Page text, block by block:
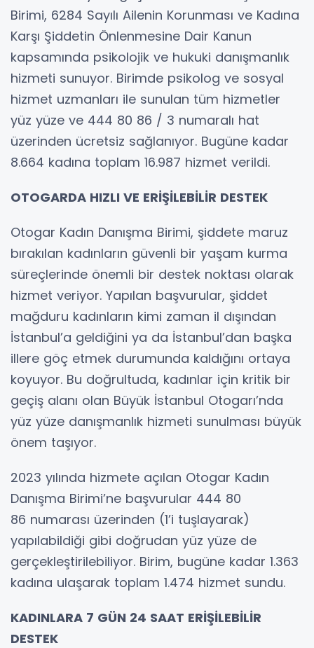
Birimi, 6284 Sayılı Ailenin Korunması ve Kadına
Karşı Şiddetin Önlenmesine Dair Kanun
kapsamında psikolojik ve hukuki danışmanlık
hizmeti sunuyor. Birimde psikolog ve sosyal
hizmet uzmanları ile sunulan tüm hizmetler
yüz yüze ve 444 80 86 / 3 numaralı hat
üzerinden ücretsiz sağlanıyor. Bugüne kadar
8.664 kadına toplam 16.987 hizmet verildi.
OTOGARDA HIZLI VE ERİŞİLEBİLİR DESTEK
Otogar Kadın Danışma Birimi, şiddete maruz
bırakılan kadınların güvenli bir yaşam kurma
süreçlerinde önemli bir destek noktası olarak
hizmet veriyor. Yapılan başvurular, şiddet
mağduru kadınların kimi zaman il dışından
İstanbul’a geldiğini ya da İstanbul’dan başka
illere göç etmek durumunda kaldığını ortaya
koyuyor. Bu doğrultuda, kadınlar için kritik bir
geçiş alanı olan Büyük İstanbul Otogarı’nda
yüz yüze danışmanlık hizmeti sunulması büyük
önem taşıyor.
2023 yılında hizmete açılan Otogar Kadın
Danışma Birimi’ne başvurular 444 80
86 numarası üzerinden (1’i tuşlayarak)
yapılabildiği gibi doğrudan yüz yüze de
gerçekleştirilebiliyor. Birim, bugüne kadar 1.363
kadına ulaşarak toplam 1.474 hizmet sundu.
KADINLARA 7 GÜN 24 SAAT ERİŞİLEBİLİR
DESTEK